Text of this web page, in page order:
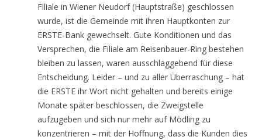
Filiale in Wiener Neudorf (Hauptstraße) geschlossen
wurde, ist die Gemeinde mit ihren Hauptkonten zur
ERSTE-Bank gewechselt. Gute Konditionen und das
Versprechen, die Filiale am Reisenbauer-Ring bestehen
bleiben zu lassen, waren ausschlaggebend für diese
Entscheidung. Leider – und zu aller Überraschung – hat
die ERSTE ihr Wort nicht gehalten und bereits einige
Monate später beschlossen, die Zweigstelle
aufzugeben und sich nur mehr auf Mödling zu
konzentrieren – mit der Hoffnung, dass die Kunden dies